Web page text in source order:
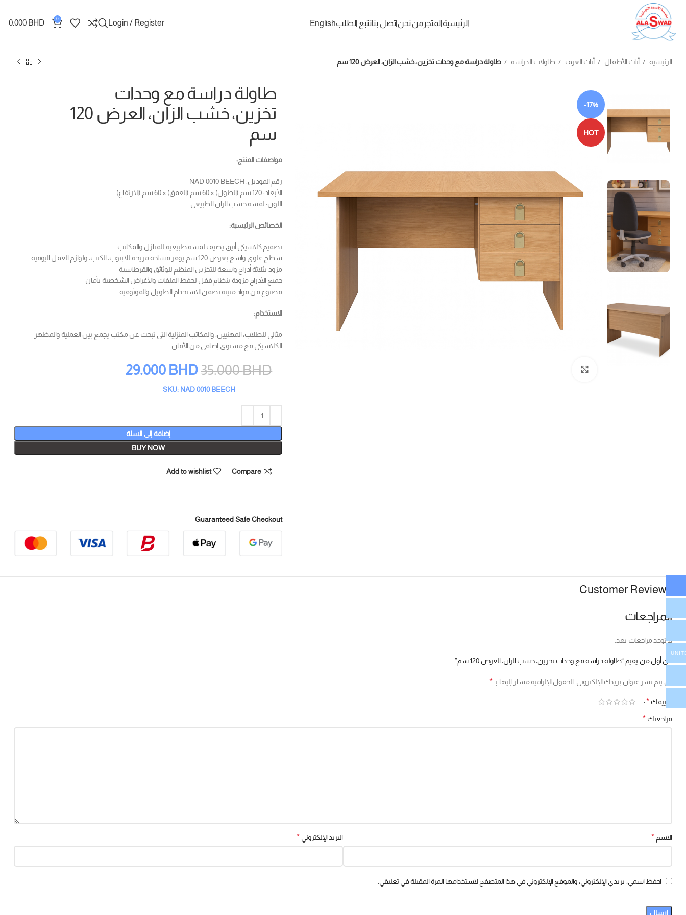
الرئيسيةالمتجر من نحناتصل بناتتبع الطلبEnglish
Login / Register
0
0.000 BHD
الرئيسية أثاث الأطفال أثاث الغرف طاولات الدراسة طاولة دراسة مع وحدات تخزين، خشب الزان، العرض 120 سم
-17%
HOT
طاولة دراسة مع وحدات
تخزين، خشب الزان، العرض 120
سم
مواصفات المنتج:
رقم الموديل: NAD 0010 BEECH
الأبعاد: 120 سم (الطول) × 60 سم (العمق) × 60 سم (الارتفاع)
اللون: لمسة خشب الزان الطبيعي
الخصائص الرئيسية:
تصميم كلاسيكي أنيق يضيف لمسة طبيعية للمنازل والمكاتب
سطح علوي واسع بعرض 120 سم يوفر مساحة مريحة للابتوب، الكتب، ولوازم العمل اليومية
مزود بثلاثة أدراج واسعة للتخزين المنظم للوثائق والقرطاسية
جميع الأدراج مزودة بنظام قفل لحفظ الملفات والأغراض الشخصية بأمان
مصنوع من مواد متينة تضمن الاستخدام الطويل والموثوقية
الاستخدام:
مثالي للطلاب، المهنيين، والمكاتب المنزلية التي تبحث عن مكتب يجمع بين العملية والمظهر
الكلاسيكي مع مستوى إضافي من الأمان
35.000BHD
29.000 BHD
SKU: NAD 0010 BEECH
إضافة إلى السلة
BUY NOW
Compare
Add to wishlist
Guaranteed Safe Checkout
Customer Reviews
المراجعات
لا توجد مراجعات بعد.
كن أول من يقيم “طاولة دراسة مع وحدات تخزين، خشب الزان، العرض 120 سم”
لن يتم نشر عنوان بريدك الإلكتروني. الحقول الإلزامية مشار إليها بـ*
تقييمك *
مراجعتك *
الاسم * البريد الإلكتروني *
احفظ اسمي، بريدي الإلكتروني، والموقع الإلكتروني في هذا المتصفح لاستخدامها المرة المقبلة في تعليقي.